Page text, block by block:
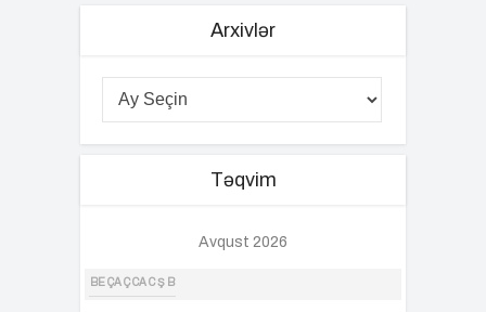
Arxivlər
Təqvim
Avqust 2026
BE ÇA Ç CA C Ş B